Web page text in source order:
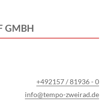
GMBH
+492157 / 81936 - 0
info@tempo-zweirad.de